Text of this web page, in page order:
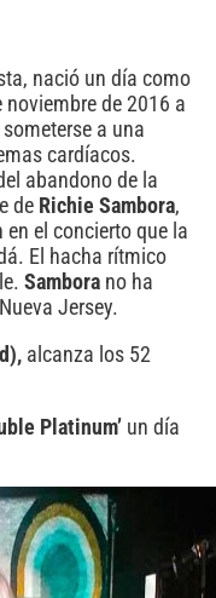
nació un día como
de 2016 a
a una
cardíacos.
abandono de la
de Richie Sambora,
en el concierto que la
El hacha rítmico
Sambora no ha
Jersey.
alcanza los 52
Platinum’ un día